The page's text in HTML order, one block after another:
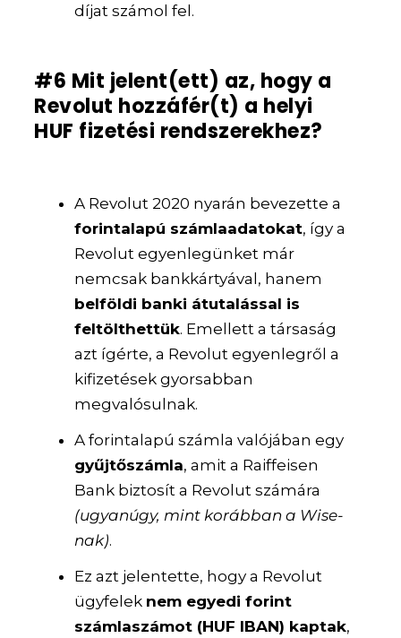
díjat számol fel.
#6 Mit jelent(ett) az, hogy a
Revolut hozzáfér(t) a helyi
HUF fizetési rendszerekhez?
A Revolut 2020 nyarán bevezette a
forintalapú számlaadatokat, így a
Revolut egyenlegünket már
nemcsak bankkártyával, hanem
belföldi banki átutalással is
feltölthettük. Emellett a társaság
azt ígérte, a Revolut egyenlegről a
kifizetések gyorsabban
megvalósulnak.
A forintalapú számla valójában egy
gyűjtőszámla, amit a Raiffeisen
Bank biztosít a Revolut számára
(ugyanúgy, mint korábban a Wise-
nak).
Ez azt jelentette, hogy a Revolut
ügyfelek nem egyedi forint
számlaszámot (HUF IBAN) kaptak,